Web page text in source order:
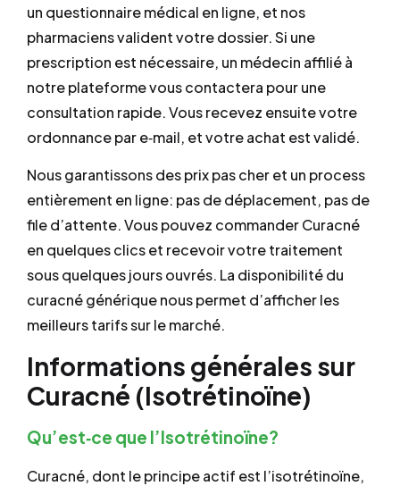
un questionnaire médical en ligne, et nos
pharmaciens valident votre dossier. Si une
prescription est nécessaire, un médecin affilié à
notre plateforme vous contactera pour une
consultation rapide. Vous recevez ensuite votre
ordonnance par e‐mail, et votre achat est validé.
Nous garantissons des prix pas cher et un process
entièrement en ligne: pas de déplacement, pas de
file d’attente. Vous pouvez commander Curacné
en quelques clics et recevoir votre traitement
sous quelques jours ouvrés. La disponibilité du
curacné générique nous permet d’afficher les
meilleurs tarifs sur le marché.
Informations générales sur
Curacné (Isotrétinoïne)
Qu’est‐ce que l’Isotrétinoïne?
Curacné, dont le principe actif est l’isotrétinoïne,